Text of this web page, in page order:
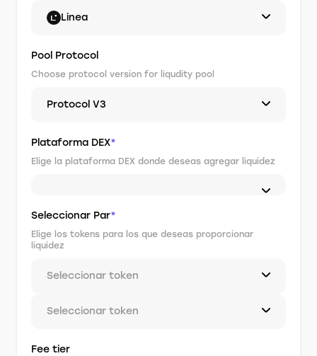
Linea
Pool Protocol
Choose protocol version for liqudity pool
Protocol V3
Plataforma DEX*
Elige la plataforma DEX donde deseas agregar liquidez
Seleccionar Par*
Elige los tokens para los que deseas proporcionar
liquidez
Seleccionar token
Seleccionar token
Fee tier